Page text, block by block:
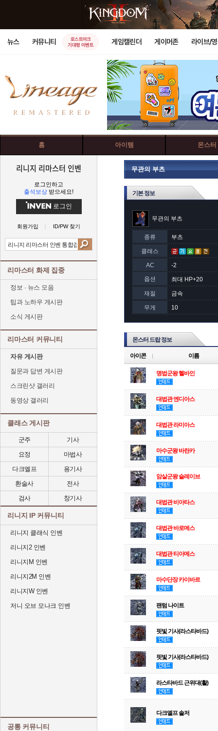
뉴스 커뮤니티
로스트아크
기대평 이벤트
게임캘린더 게이머존 라이브/
홈 아이템 몬스터
리니지 리마스터 인벤
로그인하고
출석보상 받으세요!
로그인
회원가입 ID/PW 찾기
리마스터 화제 집중
정보 · 뉴스 모음
팁과 노하우 게시판
소식 게시판
리마스터 커뮤니티
자유 게시판
질문과 답변 게시판
스크린샷 갤러리
동영상 갤러리
클래스 게시판
군주
기사
요정
마법사
다크엘프
용기사
환술사
전사
검사
창기사
리니지 IP 커뮤니티
리니지 클래식 인벤
리니지2 인벤
리니지M 인벤
리니지2M 인벤
리니지W 인벤
저니 오브 모나크 인벤
공통 커뮤니티
무관의 부츠
기본 정보
무관의 부츠
종류 부츠
클래스
AC
-2
옵션
최대 HP+20
재질 금속
무게 10
몬스터 드랍 정보
아이콘 이름
명법군왕 헬바인
대법관 엔디아스
대법관 라미아스
마수군왕 바란카
암살군왕 슬레이브
대법관 비아타스
대법관 바로메스
대법관 티아메스
마수단장 카이바르
팬텀 나이트
핏빛 기사(라스타바드)
핏빛 기사(라스타바드)
라스타바드 근위대(활)
다크엘프 솔저